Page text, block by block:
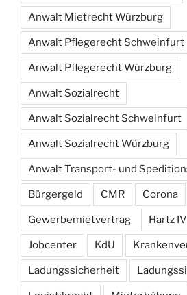
Anwalt Mietrecht Würzburg
Anwalt Pflegerecht Schweinfurt
Anwalt Pflegerecht Würzburg
Anwalt Sozialrecht
Anwalt Sozialrecht Schweinfurt
Anwalt Sozialrecht Würzburg
Anwalt Transport- und
Bürgergeld CMR Corona
Gewerbemietvertrag Hartz IV
Jobcenter KdU
Ladungssicherheit